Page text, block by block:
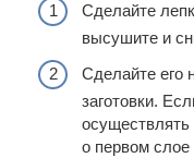
Сделайте
высушите и
Сделайте его
заготовки.
о первом слое